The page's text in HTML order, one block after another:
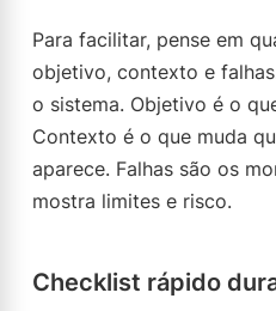
Para facilitar, pense em
objetivo, contexto e
o sistema. Objetivo é o
Contexto é o que muda
aparece. Falhas são os
mostra limites e risco.
Checklist rápido